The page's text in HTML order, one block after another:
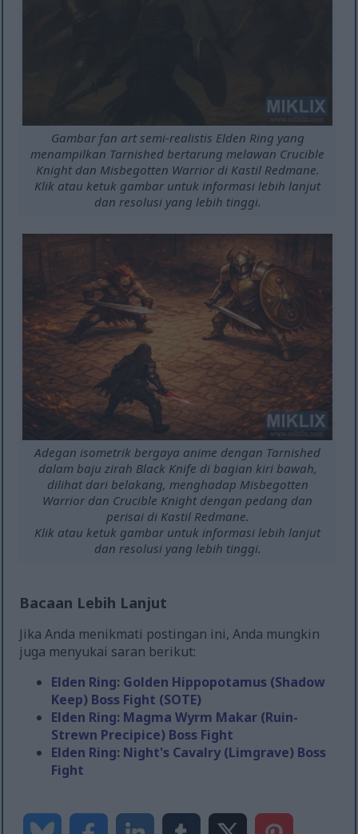
Gambar fan art semi-realistis Elden Ring yang
menampilkan Tarnished bertarung melawan Crucible
Knight dan Misbegotten Warrior di Kastil Redmane.
Klik atau ketuk gambar untuk informasi lebih lanjut
dan resolusi yang lebih tinggi.
Adegan isometrik bergaya anime dengan Tarnished
dalam baju zirah Black Knife di bagian kiri bawah,
dilihat dari belakang, menghadap Misbegotten
Warrior dan Crucible Knight dengan pedang dan
perisai di Kastil Redmane.
Klik atau ketuk gambar untuk informasi lebih lanjut
dan resolusi yang lebih tinggi.
Bacaan Lebih Lanjut
Jika Anda menikmati postingan ini, Anda mungkin
juga menyukai saran berikut:
Elden Ring: Golden Hippopotamus (Shadow
Keep) Boss Fight (SOTE)
Elden Ring: Magma Wyrm Makar (Ruin-
Strewn Precipice) Boss Fight
Elden Ring: Night's Cavalry (Limgrave) Boss
Fight